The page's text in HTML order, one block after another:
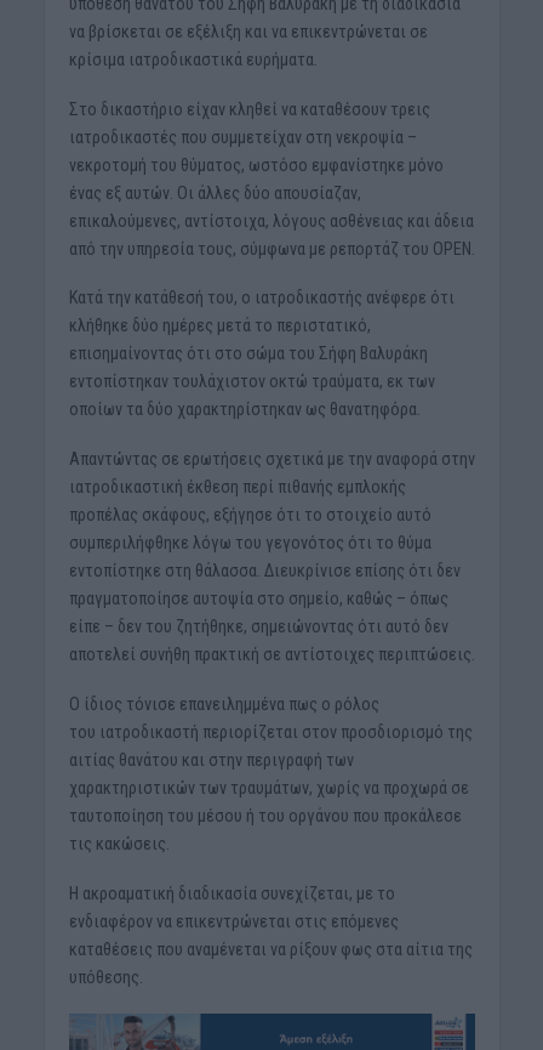
να βρίσκεται σε εξέλιξη και να επικεντρώνεται σε
κρίσιμα ιατροδικαστικά ευρήματα.
Στο δικαστήριο είχαν κληθεί να καταθέσουν τρεις
ιατροδικαστές που συμμετείχαν στη νεκροψία –
νεκροτομή του θύματος, ωστόσο εμφανίστηκε μόνο
ένας εξ αυτών. Οι άλλες δύο απουσίαζαν,
επικαλούμενες, αντίστοιχα, λόγους ασθένειας και άδεια
από την υπηρεσία τους, σύμφωνα με ρεπορτάζ του OPEN.
Κατά την κατάθεσή του, ο ιατροδικαστής ανέφερε ότι
κλήθηκε δύο ημέρες μετά το περιστατικό,
επισημαίνοντας ότι στο σώμα του Σήφη Βαλυράκη
εντοπίστηκαν τουλάχιστον οκτώ τραύματα, εκ των
οποίων τα δύο χαρακτηρίστηκαν ως θανατηφόρα.
Απαντώντας σε ερωτήσεις σχετικά με την αναφορά στην
ιατροδικαστική έκθεση περί πιθανής εμπλοκής
προπέλας σκάφους, εξήγησε ότι το στοιχείο αυτό
συμπεριλήφθηκε λόγω του γεγονότος ότι το θύμα
εντοπίστηκε στη θάλασσα. Διευκρίνισε επίσης ότι δεν
πραγματοποίησε αυτοψία στο σημείο, καθώς – όπως
είπε – δεν του ζητήθηκε, σημειώνοντας ότι αυτό δεν
αποτελεί συνήθη πρακτική σε αντίστοιχες περιπτώσεις.
Ο ίδιος τόνισε επανειλημμένα πως ο ρόλος
του ιατροδικαστή περιορίζεται στον προσδιορισμό της
αιτίας θανάτου και στην περιγραφή των
χαρακτηριστικών των τραυμάτων, χωρίς να προχωρά σε
ταυτοποίηση του μέσου ή του οργάνου που προκάλεσε
τις κακώσεις.
Η ακροαματική διαδικασία συνεχίζεται, με το
ενδιαφέρον να επικεντρώνεται στις επόμενες
καταθέσεις που αναμένεται να ρίξουν φως στα αίτια της
υπόθεσης.